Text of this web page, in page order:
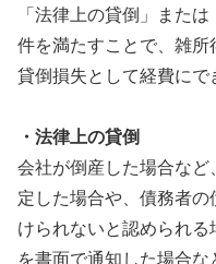
「法律上の貸倒」また
件を満たすことで、雑
貸倒損失として経費にで
・法律上の貸倒
会社が倒産した場合な
定した場合や、債務者
けられないと認められ
を書面で通知した場合な